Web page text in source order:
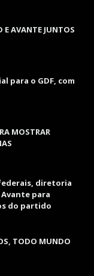
E AVANTE JUNTOS
para o GDF, com
MOSTRAR
diretoria
para
do partido
TODO MUNDO